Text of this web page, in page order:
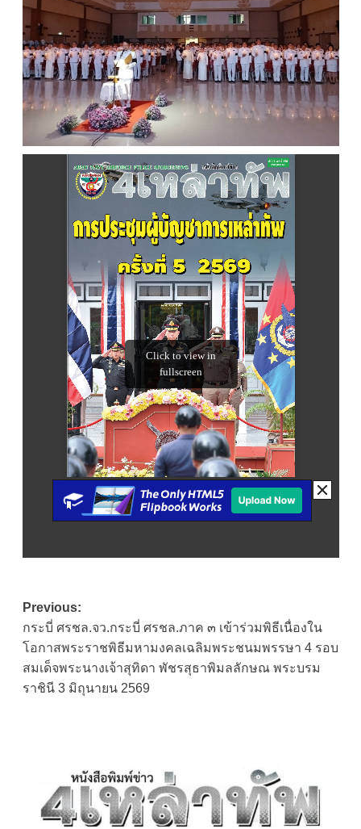
Post
navigation
Previous:
กระบี่ ศรชล.จว.กระบี่ ศรชล.ภาค ๓ เข้าร่วมพิธีเนื่องใน
โอกาสพระราชพิธีมหามงคลเฉลิมพระชนมพรรษา 4 รอบ
สมเด็จพระนางเจ้าสุทิดา พัชรสุธาพิมลลักษณ พระบรม
ราชินี 3 มิถุนายน 2569